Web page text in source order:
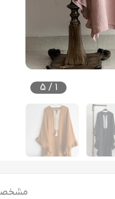
1
/
5